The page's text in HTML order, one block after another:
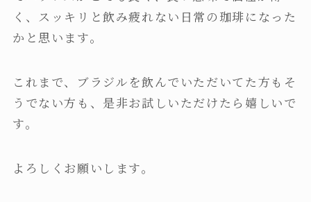
く、スッキリと飲み疲れない日常の珈琲になった
かと思います。
これまで、ブラジルを飲んでいただいてた方もそ
うでない方も、是非お試しいただけたら嬉しいで
す。
よろしくお願いします。